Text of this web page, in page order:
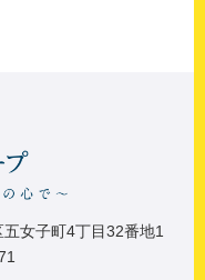
女子町4丁目32番地1